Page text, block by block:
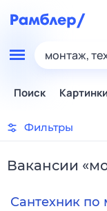
монтаж,
Поиск Картинки
Фильтры
Вакансии «
Сантехник по